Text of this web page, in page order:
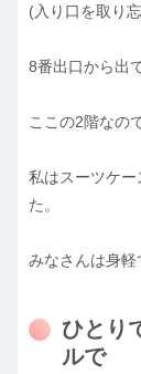
(入り口を取り
8番出口から出
ここの2階なの
私はスーツケ
た。
みなさんは身
ひとり
ルで